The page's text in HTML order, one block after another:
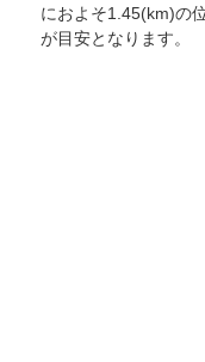
におよそ1.45(km)の
が目安となります。